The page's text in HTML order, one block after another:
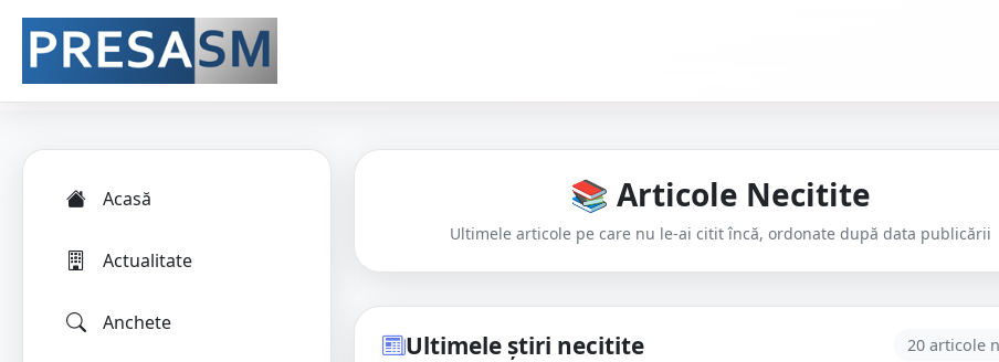
Acasă
Actualitate
Anchete
📚 Articole Necitite
Ultimele articole pe care nu le-ai citit încă, ordonate după data publicării
Ultimele știri necitite 20 articole